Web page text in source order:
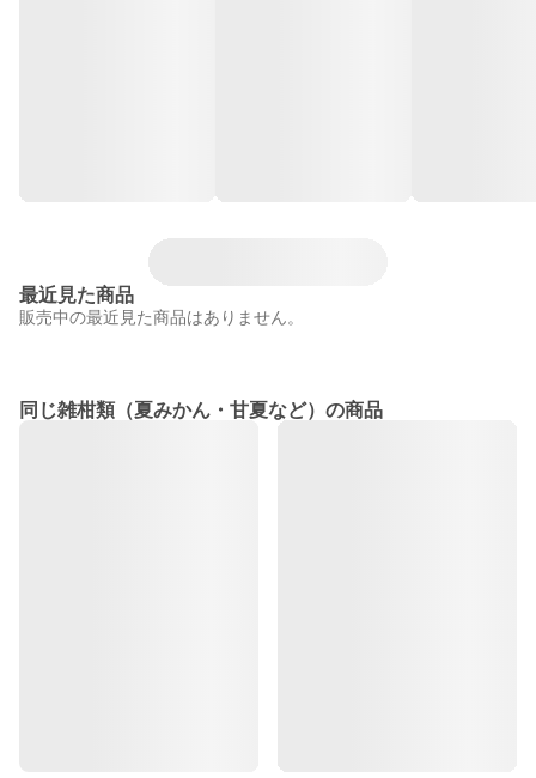
最近見た商品
販売中の最近見た商品はありません。
同じ雑柑類（夏みかん・甘夏など）の商品